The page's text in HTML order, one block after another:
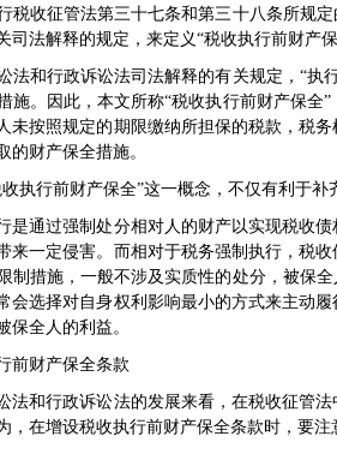
税收征管法第三十七条和第三十八条所规
司法解释的规定，来定义“税收执行前财产
和行政诉讼法司法解释的有关规定，“执
施。因此，本文所称“税收执行前财产保
未按照规定的期限缴纳所担保的税款，税
的财产保全措施。
行前财产保全”这一概念，不仅有利于补
通过强制处分相对人的财产以实现税收债
来一定侵害。而相对于税务强制执行，税
制措施，一般不涉及实质性的处分，被保
会选择对自身权利影响最小的方式来主动
保全人的利益。
前财产保全条款
和行政诉讼法的发展来看，在税收征管法
，在增设税收执行前财产保全条款时，要